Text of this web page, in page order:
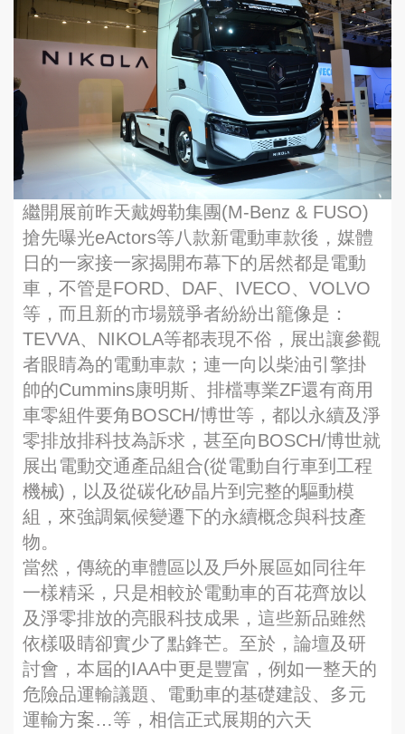
繼開展前昨天戴姆勒集團(M-Benz & FUSO)
搶先曝光eActors等八款新電動車款後，媒體
日的一家接一家揭開布幕下的居然都是電動
車，不管是FORD、DAF、IVECO、VOLVO
等，而且新的市場競爭者紛紛出籠像是：
TEVVA、NIKOLA等都表現不俗，展出讓參觀
者眼睛為的電動車款；連一向以柴油引擎掛
帥的Cummins康明斯、排檔專業ZF還有商用
車零組件要角BOSCH/博世等，都以永續及淨
零排放排科技為訴求，甚至向BOSCH/博世就
展出電動交通產品組合(從電動自行車到工程
機械)，以及從碳化矽晶片到完整的驅動模
組，來強調氣候變遷下的永續概念與科技產
物。
當然，傳統的車體區以及戶外展區如同往年
一樣精采，只是相較於電動車的百花齊放以
及淨零排放的亮眼科技成果，這些新品雖然
依樣吸睛卻實少了點鋒芒。至於，論壇及研
討會，本屆的IAA中更是豐富，例如一整天的
危險品運輸議題、電動車的基礎建設、多元
運輸方案…等，相信正式展期的六天